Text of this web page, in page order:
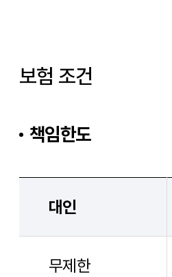
보험 조건
책임한도
대인
무제한